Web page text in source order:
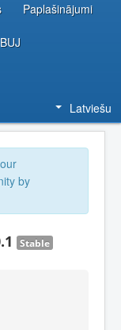
Paplašinājumi
BUJ
Latviešu
by
Stable